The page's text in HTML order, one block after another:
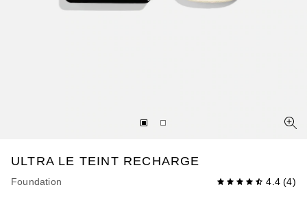
ULTRA LE TEINT RECHARGE
Foundation 4.4 (4)